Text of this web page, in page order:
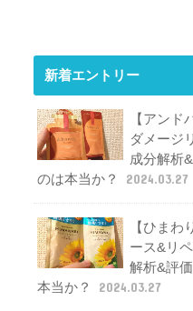
新着エントリー
【アンド
ダメージ
成分解析
のは本当か？
2024.03.27
【ひまわ
ース&リ
解析&評
本当か？
2024.03.27